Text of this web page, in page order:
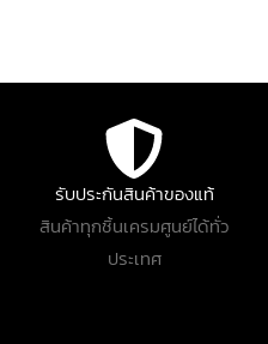
รับประกันสินค้าของแท้
สินค้าทุกชิ้นเครมศูนย์ได้ทั่ว
ประเทศ